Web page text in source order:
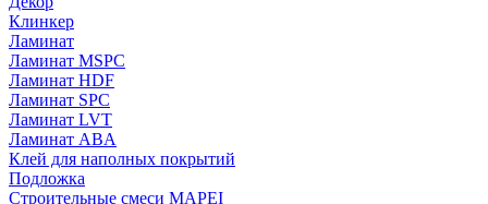
Клинкер
Ламинат
Ламинат MSPC
Ламинат HDF
Ламинат SPC
Ламинат LVT
Ламинат ABA
Клей для наполных покрытий
Подложка
Строительные смеси MAPEI